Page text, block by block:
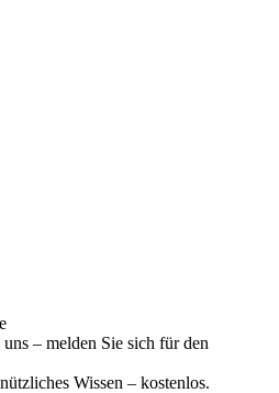
– melden Sie sich für den
Wissen – kostenlos.